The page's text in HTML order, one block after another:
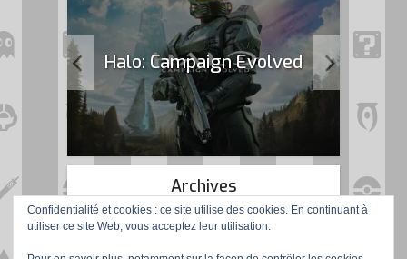
Halo: Campaign Evolved
Archives
Confidentialité et cookies : ce site utilise des cookies. En continuant à
utiliser ce site Web, vous acceptez leur utilisation.